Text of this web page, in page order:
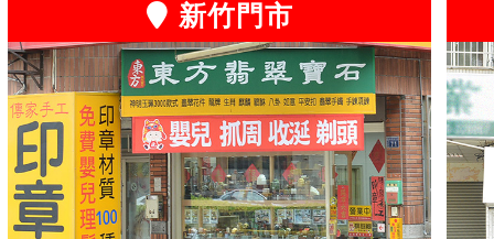
新竹門市